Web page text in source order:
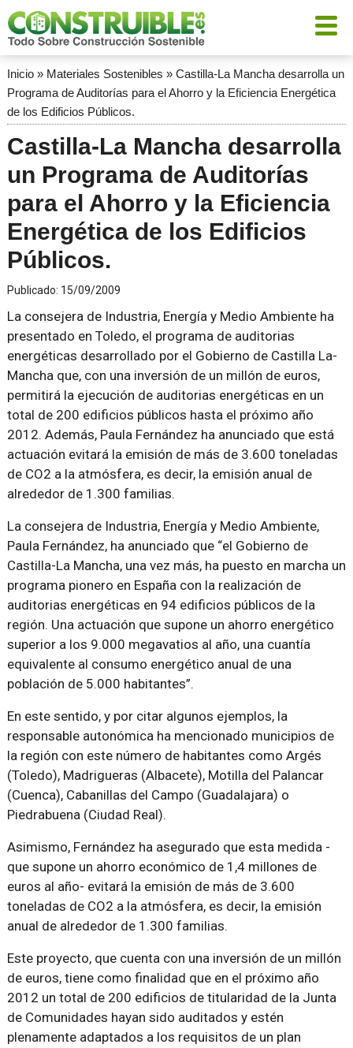
Inicio» Materiales Sostenibles » Castilla-La Mancha desarrolla un
Programa de Auditorías para el Ahorro y la Eficiencia Energética
de los Edificios Públicos.
Castilla-La Mancha desarrolla
un Programa de Auditorías
para el Ahorro y la Eficiencia
Energética de los Edificios
Públicos.
Publicado: 15/09/2009
La consejera de Industria, Energía y Medio Ambiente ha
presentado en Toledo, el programa de auditorias
energéticas desarrollado por el Gobierno de Castilla La-
Mancha que, con una inversión de un millón de euros,
permitirá la ejecución de auditorias energéticas en un
total de 200 edificios públicos hasta el próximo año
2012. Además, Paula Fernández ha anunciado que está
actuación evitará la emisión de más de 3.600 toneladas
de CO2 a la atmósfera, es decir, la emisión anual de
alrededor de 1.300 familias.
La consejera de Industria, Energía y Medio Ambiente,
Paula Fernández, ha anunciado que “el Gobierno de
Castilla-La Mancha, una vez más, ha puesto en marcha un
programa pionero en España con la realización de
auditorias energéticas en 94 edificios públicos de la
región. Una actuación que supone un ahorro energético
superior a los 9.000 megavatios al año, una cuantía
equivalente al consumo energético anual de una
población de 5.000 habitantes”.
En este sentido, y por citar algunos ejemplos, la
responsable autonómica ha mencionado municipios de
la región con este número de habitantes como Argés
(Toledo), Madrigueras (Albacete), Motilla del Palancar
(Cuenca), Cabanillas del Campo (Guadalajara) o
Piedrabuena (Ciudad Real).
Asimismo, Fernández ha asegurado que esta medida -
que supone un ahorro económico de 1,4 millones de
euros al año- evitará la emisión de más de 3.600
toneladas de CO2 a la atmósfera, es decir, la emisión
anual de alrededor de 1.300 familias.
Este proyecto, que cuenta con una inversión de un millón
de euros, tiene como finalidad que en el próximo año
2012 un total de 200 edificios de titularidad de la Junta
de Comunidades hayan sido auditados y estén
plenamente adaptados a los requisitos de un plan